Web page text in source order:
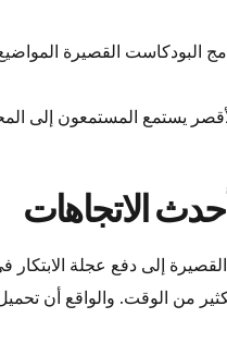
البودكاست القصيرة
يستمع المستمعون إلى
الاتجاهات
إلى دفع عجلة